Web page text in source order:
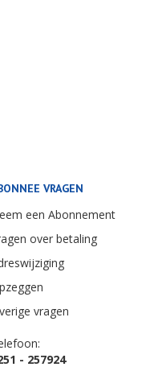
VRAGEN
een Abonnement
over betaling
vragen
- 257924